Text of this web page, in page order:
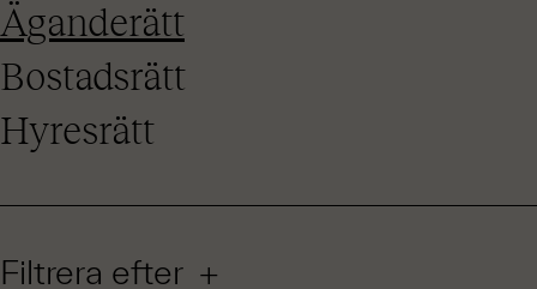
Äganderätt
Bostadsrätt
Hyresrätt
Filtrera efter